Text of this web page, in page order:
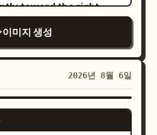
centered, with no
extra characters.
pixel art with cyan
toward the right,
cup of iced
wears
gray bomber jacket
charcoal hoodie
wash denim cargo
이미지 생성
2026년 8월 6일
GPT IMAGE 2